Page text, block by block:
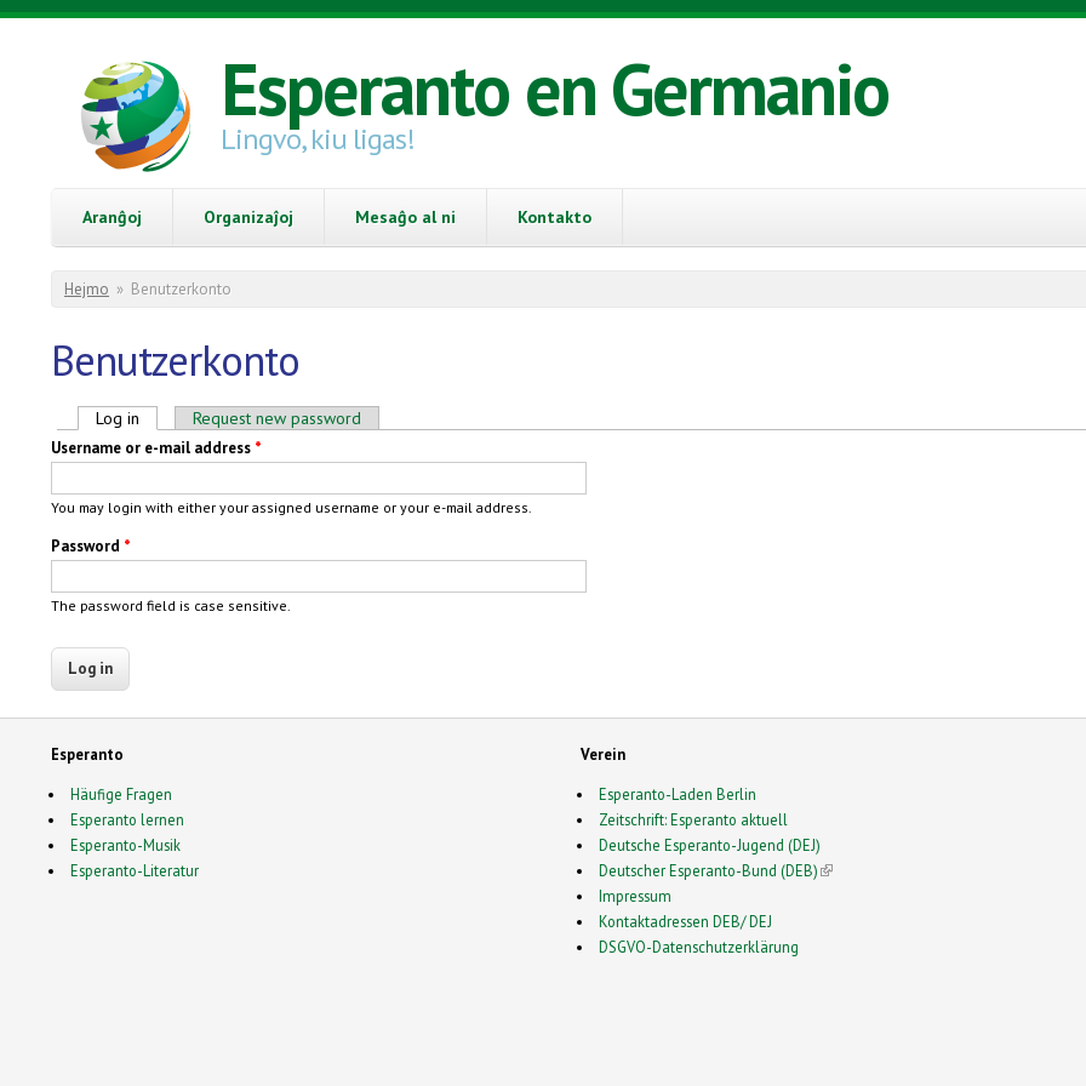
Skip to main content
Esperanto en Germanio
Lingvo, kiu ligas!
Aranĝoj Organizaĵoj Mesaĝo al ni Kontakto
You are here
Hejmo » Benutzerkonto
Benutzerkonto
Primary tabs
Log in (active tab)Request new password
Username or e-mail address *
You may login with either your assigned username or your e-mail address.
Password *
The password field is case sensitive.
Esperanto
Häufige Fragen
Esperanto lernen
Esperanto-Musik
Esperanto-Literatur
Verein
Esperanto-Laden Berlin
Zeitschrift: Esperanto aktuell
Deutsche Esperanto-Jugend (DEJ)
Deutscher Esperanto-Bund (DEB)(link is external)
Impressum
Kontaktadressen DEB/ DEJ
DSGVO-Datenschutzerklärung